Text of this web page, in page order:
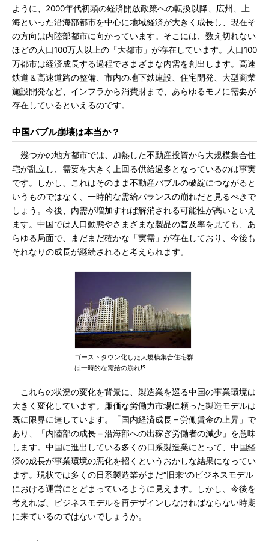
ように、2000年代初頭の経済開放政策への転換以降、広州、上
海といった沿海部都市を中心に地域経済が大きく成長し、現在そ
の方向は内陸部都市に向かっています。そこには、数え切れない
ほどの人口100万人以上の「大都市」が存在しています。人口100
万都市は経済成長する過程でさまざまな内需を創出します。高速
鉄道＆高速道路の整備、市内の地下鉄建設、住宅開発、大型商業
施設開発など、インフラから消費財まで、あらゆるモノに需要が
存在しているといえるのです。
中国バブル崩壊は本当か？
幾つかの地方都市では、加熱した不動産投資から大規模集合住
宅が乱立し、需要を大きく上回る供給過多となっているのは事実
です。しかし、これはそのまま不動産バブルの破綻につながると
いうものではなく、一時的な需給バランスの崩れだと見るべきで
しょう。今後、内需が増加すれば解消される可能性が高いといえ
ます。中国では人口動態やさまざまな製品の普及率を見ても、あ
らゆる局面で、まだまだ確かな「実需」が存在しており、今後も
それなりの成長が継続されると考えられます。
ゴーストタウン化した大規模集合住宅群
は一時的な需給の崩れ!?
これらの状況の変化を背景に、製造業を巡る中国の事業環境は
大きく変化しています。廉価な労働力市場に頼った製造モデルは
既に限界に達しています。「国内経済成長＝労働賃金の上昇」で
あり、「内陸部の成長＝沿海部への出稼ぎ労働者の減少」を意味
します。中国に進出している多くの日系製造業にとって、中国経
済の成長が事業環境の悪化を招くというおかしな結果になってい
ます。現状では多くの日系製造業がまだ“旧来”のビジネスモデル
における運営にとどまっているように見えます。しかし、今後を
考えれば、ビジネスモデルを再デザインしなければならない時期
に来ているのではないでしょうか。